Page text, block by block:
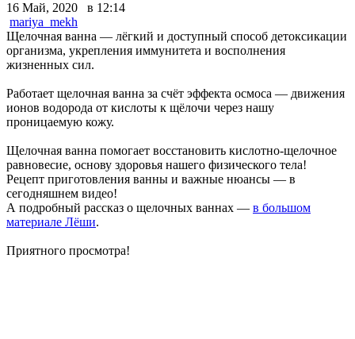
16 Май, 2020 в 12:14
mariya_mekh
Щелочная ванна — лёгкий и доступный способ детоксикации
организма, укрепления иммунитета и восполнения
жизненных сил.
Работает щелочная ванна за счёт эффекта осмоса — движения
ионов водорода от кислоты к щёлочи через нашу
проницаемую кожу.
Щелочная ванна помогает восстановить кислотно-щелочное
равновесие, основу здоровья нашего физического тела!
Рецепт приготовления ванны и важные нюансы — в
сегодняшнем видео!
А подробный рассказ о щелочных ваннах — в большом
материале Лёши.
Приятного просмотра!